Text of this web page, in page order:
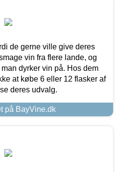
de gerne ville give deres
vin fra flere lande, og
dyrker vin på. Hos dem
at købe 6 eller 12 flasker af
deres udvalg.
på BayVine.dk